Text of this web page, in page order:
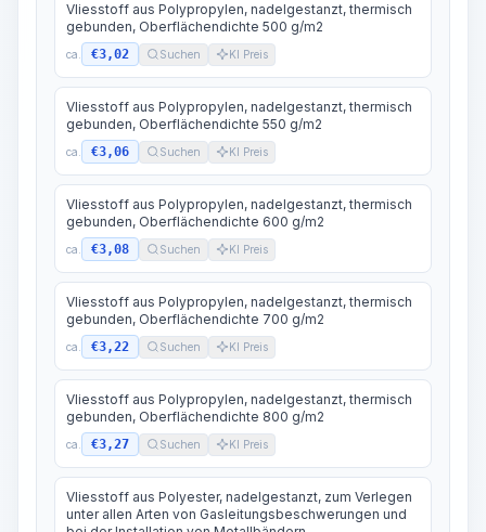
Vliesstoff aus Polypropylen, nadelgestanzt, thermisch
gebunden, Oberflächendichte 500 g/m2
ca. €3,02 Suchen KI Preis
Vliesstoff aus Polypropylen, nadelgestanzt, thermisch
gebunden, Oberflächendichte 550 g/m2
ca. €3,06 Suchen KI Preis
Vliesstoff aus Polypropylen, nadelgestanzt, thermisch
gebunden, Oberflächendichte 600 g/m2
ca. €3,08 Suchen KI Preis
Vliesstoff aus Polypropylen, nadelgestanzt, thermisch
gebunden, Oberflächendichte 700 g/m2
ca. €3,22 Suchen KI Preis
Vliesstoff aus Polypropylen, nadelgestanzt, thermisch
gebunden, Oberflächendichte 800 g/m2
ca. €3,27 Suchen KI Preis
Vliesstoff aus Polyester, nadelgestanzt, zum Verlegen
unter allen Arten von Gasleitungsbeschwerungen und